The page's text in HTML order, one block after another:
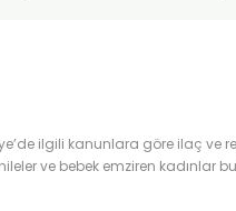
ilgili kanunlara göre ilaç ve
ve bebek emziren kadınlar